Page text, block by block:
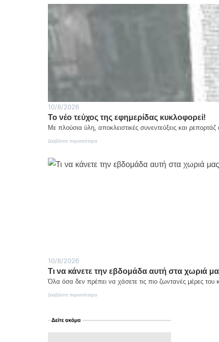
10/8/2026
Το νέο τεύχος της εφημερίδας κυκλοφορεί!
Με πλούσια ύλη, αποκλειστικές συνεντεύξεις και
Διαβάστε περισσότερα:
τεύχος
10/8/2026
Τι να κάνετε την εβδομάδα αυτή στα χωριά
Όλα όσα δεν πρέπει να χάσετε τις πιο ζωντανές μέρες του
Διαβάστε περισσότερα:
εβδομάδα